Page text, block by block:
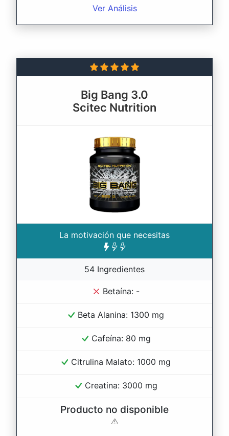
Ver Análisis
Big Bang 3.0
Scitec Nutrition
La motivación que necesitas
54 Ingredientes
Betaína: -
Beta Alanina: 1300 mg
Cafeína: 80 mg
Citrulina Malato: 1000 mg
Creatina: 3000 mg
Producto no disponible